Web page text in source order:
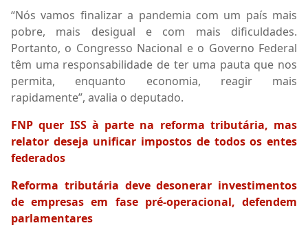
“Nós vamos finalizar a pandemia com um país mais
pobre, mais desigual e com mais dificuldades.
Portanto, o Congresso Nacional e o Governo Federal
têm uma responsabilidade de ter uma pauta que nos
permita, enquanto economia, reagir mais
rapidamente”, avalia o deputado.
FNP quer ISS à parte na reforma tributária, mas
relator deseja unificar impostos de todos os entes
federados
Reforma tributária deve desonerar investimentos
de empresas em fase pré-operacional, defendem
parlamentares